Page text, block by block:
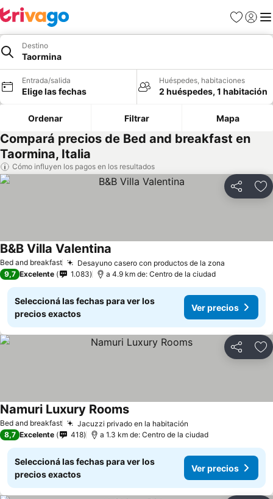
Favoritos
Iniciar
Destino
Taormina
Entrada/salida
Elige las fechas
Huéspedes, habitaciones
2 huéspedes, 1 habitación
Ordenar Filtrar Mapa
Compará precios de Bed and breakfast en
Taormina, Italia
Cómo influyen los pagos en los resultados
Compartir
Bed and breakfast Desayuno casero con productos de la zona
B&B Villa Valentina
9,7 Excelente 1.083 a 4.9 km de: Centro de la ciudad
Seleccioná las fechas para ver los
precios exactos
Ver precios
Compartir
Bed and breakfast Jacuzzi privado en la habitación
Namuri Luxury Rooms
8,7 Excelente 418 a 1.3 km de: Centro de la ciudad
Seleccioná las fechas para ver los
precios exactos
Ver precios